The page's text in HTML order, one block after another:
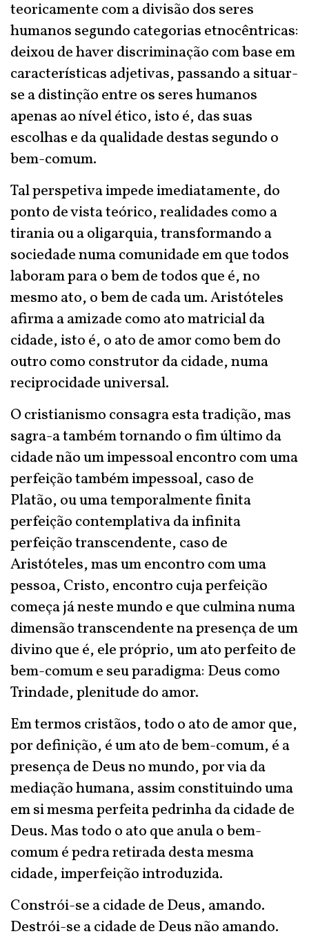
teoricamente com a divisão dos seres
humanos segundo categorias etnocêntricas:
deixou de haver discriminação com base em
características adjetivas, passando a situar-
se a distinção entre os seres humanos
apenas ao nível ético, isto é, das suas
escolhas e da qualidade destas segundo o
bem-comum.
Tal perspetiva impede imediatamente, do
ponto de vista teórico, realidades como a
tirania ou a oligarquia, transformando a
sociedade numa comunidade em que todos
laboram para o bem de todos que é, no
mesmo ato, o bem de cada um. Aristóteles
afirma a amizade como ato matricial da
cidade, isto é, o ato de amor como bem do
outro como construtor da cidade, numa
reciprocidade universal.
O cristianismo consagra esta tradição, mas
sagra-a também tornando o fim último da
cidade não um impessoal encontro com uma
perfeição também impessoal, caso de
Platão, ou uma temporalmente finita
perfeição contemplativa da infinita
perfeição transcendente, caso de
Aristóteles, mas um encontro com uma
pessoa, Cristo, encontro cuja perfeição
começa já neste mundo e que culmina numa
dimensão transcendente na presença de um
divino que é, ele próprio, um ato perfeito de
bem-comum e seu paradigma: Deus como
Trindade, plenitude do amor.
Em termos cristãos, todo o ato de amor que,
por definição, é um ato de bem-comum, é a
presença de Deus no mundo, por via da
mediação humana, assim constituindo uma
em si mesma perfeita pedrinha da cidade de
Deus. Mas todo o ato que anula o bem-
comum é pedra retirada desta mesma
cidade, imperfeição introduzida.
Constrói-se a cidade de Deus, amando.
Destrói-se a cidade de Deus não amando.